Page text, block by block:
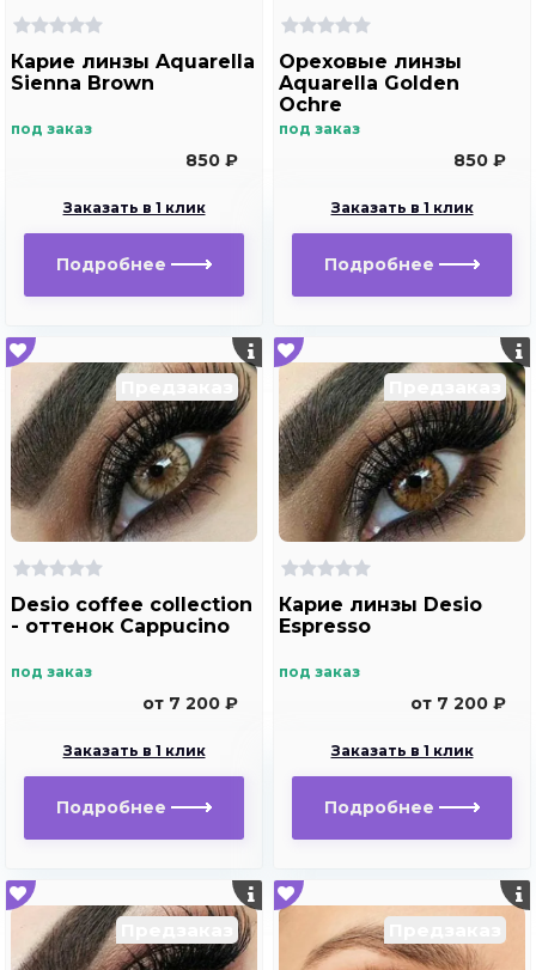
Карие линзы Aquarella
Sienna Brown
под заказ
850 ₽
Заказать в 1 клик
Подробнее
Ореховые линзы
Aquarella Golden
Ochre
под заказ
850 ₽
Заказать в 1 клик
Подробнее
Desio coffee collection
- оттенок Cappucino
под заказ
от 7 200 ₽
Заказать в 1 клик
Подробнее
Карие линзы Desio
Espresso
под заказ
от 7 200 ₽
Заказать в 1 клик
Подробнее